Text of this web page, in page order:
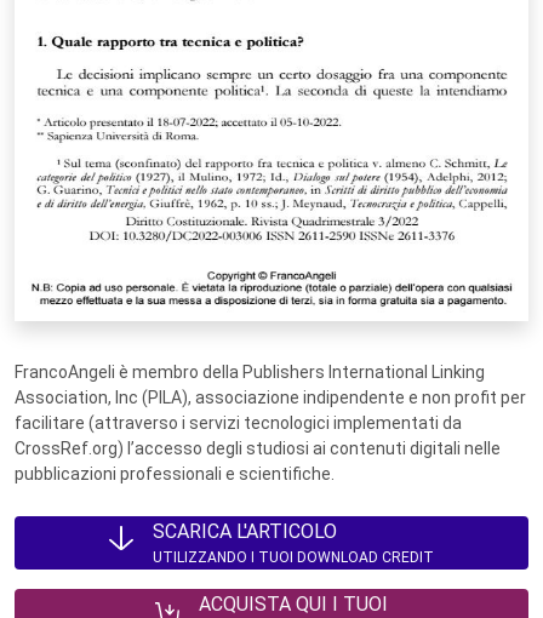
FrancoAngeli è membro della Publishers International Linking
Association, Inc (PILA), associazione indipendente e non profit per
facilitare (attraverso i servizi tecnologici implementati da
CrossRef.org) l’accesso degli studiosi ai contenuti digitali nelle
pubblicazioni professionali e scientifiche.
SCARICA L'ARTICOLO
UTILIZZANDO I TUOI DOWNLOAD CREDIT
ACQUISTA QUI I TUOI